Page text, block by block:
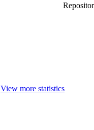
View more statistics